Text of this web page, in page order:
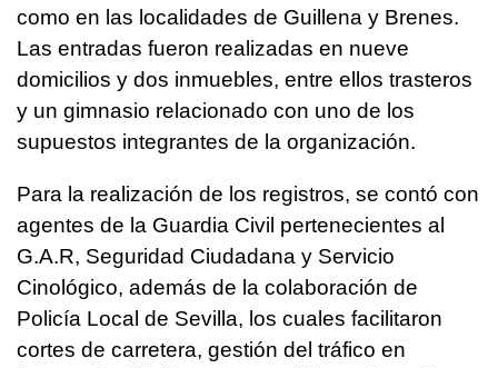
como en las localidades de Guillena y Brenes.
Las entradas fueron realizadas en nueve
domicilios y dos inmuebles, entre ellos trasteros
y un gimnasio relacionado con uno de los
supuestos integrantes de la organización.
Para la realización de los registros, se contó con
agentes de la Guardia Civil pertenecientes al
G.A.R, Seguridad Ciudadana y Servicio
Cinológico, además de la colaboración de
Policía Local de Sevilla, los cuales facilitaron
cortes de carretera, gestión del tráfico en